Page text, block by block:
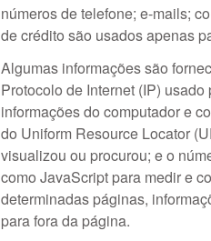
números de telefone; e-mails;
de crédito são usados apenas
Algumas informações são
Protocolo de Internet (IP)
informações do computador e
do Uniform Resource Locator
visualizou ou procurou; e o
como JavaScript para medir e
determinadas páginas,
para fora da página.